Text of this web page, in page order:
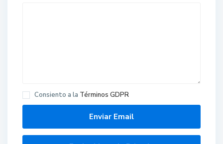
Consiento a la Términos GDPR